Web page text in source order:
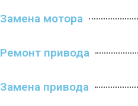
Замена мотора
Ремонт привода
Замена привода